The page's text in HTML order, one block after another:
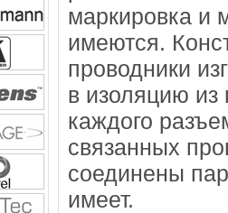
маркировка и
имеются.
проводники
в изоляцию из
каждого
связанных
соединены
имеет.